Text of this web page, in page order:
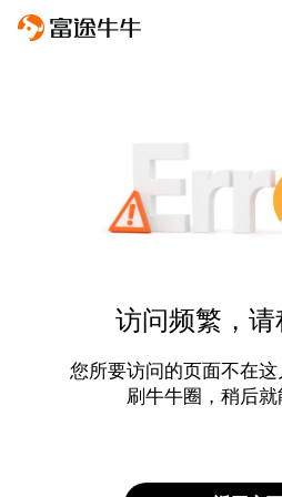
访问频繁，请
您所要访问的页面不在
刷牛牛圈，稍后